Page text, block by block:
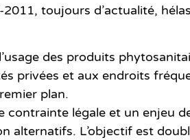
toujours d’actualité,
des produits
privées et aux endroits
plan.
contrainte légale et un enjeu
L’objectif est